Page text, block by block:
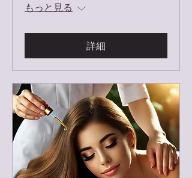
もっと見る
詳細